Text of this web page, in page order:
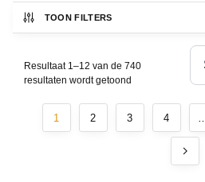
TOON FILTERS
Resultaat 1–12 van de 740
resultaten wordt getoond
1 2 3 4